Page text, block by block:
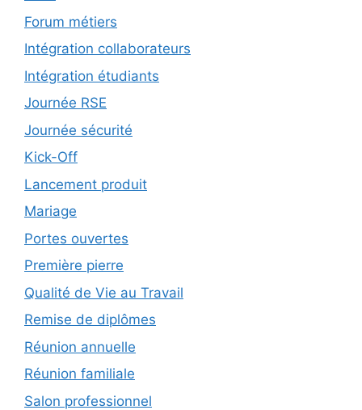
Forum métiers
Intégration collaborateurs
Intégration étudiants
Journée RSE
Journée sécurité
Kick-Off
Lancement produit
Mariage
Portes ouvertes
Première pierre
Qualité de Vie au Travail
Remise de diplômes
Réunion annuelle
Réunion familiale
Salon professionnel